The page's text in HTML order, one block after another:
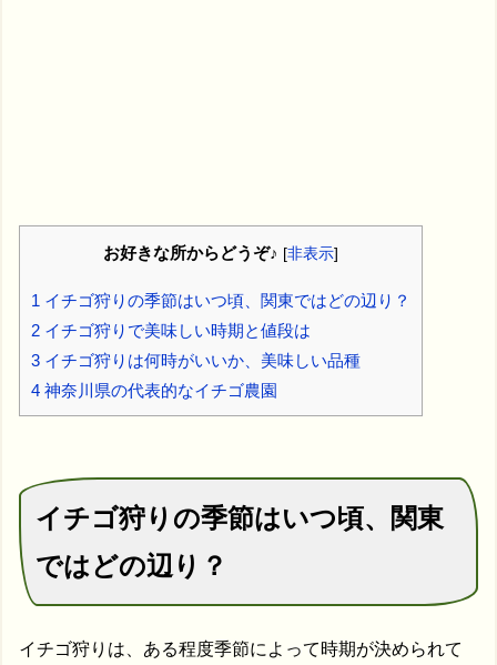
お好きな所からどうぞ♪ [非表示]
1 イチゴ狩りの季節はいつ頃、関東ではどの辺り？
2 イチゴ狩りで美味しい時期と値段は
3 イチゴ狩りは何時がいいか、美味しい品種
4 神奈川県の代表的なイチゴ農園
イチゴ狩りの季節はいつ頃、関東
ではどの辺り？
イチゴ狩りは、ある程度季節によって時期が決められて